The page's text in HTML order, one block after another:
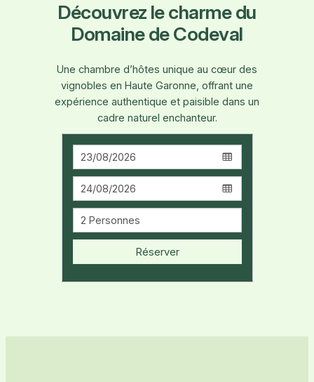
Découvrez le charme du
Domaine de Codeval
Une chambre d’hôtes unique au cœur des
vignobles en Haute Garonne, offrant une
expérience authentique et paisible dans un
cadre naturel enchanteur.
Réserver